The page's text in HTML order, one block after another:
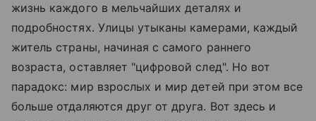
жизнь каждого в мельчайших деталях и
подробностях. Улицы утыканы камерами, каждый
житель страны, начиная с самого раннего
возраста, оставляет "цифровой след". Но вот
парадокс: мир взрослых и мир детей при этом все
больше отдаляются друг от друга. Вот здесь и